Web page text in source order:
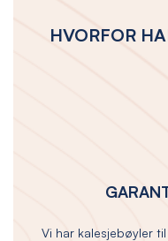
HVORFOR
Vi har kalesjebøyler